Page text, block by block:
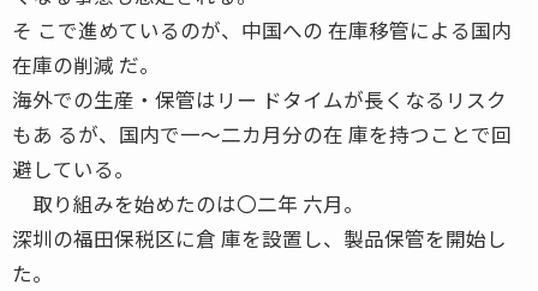
そ こで進めているのが、中国への 在庫移管による国内
在庫の削減 だ。
海外での生産・保管はリー ドタイムが長くなるリスク
もあ るが、国内で一〜二カ月分の在 庫を持つことで回
避している。
取り組みを始めたのは〇二年 六月。
深圳の福田保税区に倉 庫を設置し、製品保管を開始し
た。